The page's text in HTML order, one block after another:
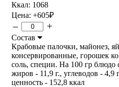
Ккал: 1068
Цена: +605₽
– +
Состав
Крабовые палочки, майонез,
консервированные, горошек
соль, специи. На 100 гр блюдо
жиров - 11,9 г., углеводов - 4,9
ценность - 152,8 ккал